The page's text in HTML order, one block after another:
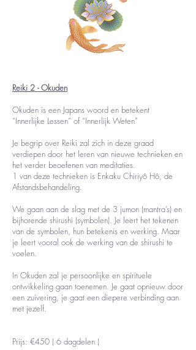
Reiki 2 - Okuden
Okuden is een Japans woord en betekent
“Innerlijke Lessen” of “Innerlijk Weten”
Je begrip over Reiki zal zich in deze graad
verdiepen door het leren van nieuwe technieken en
het verder beoefenen van meditaties.
1 van deze technieken is Enkaku Chiriyô Hô, de
Afstandsbehandeling.
We gaan aan de slag met de 3 jumon (mantra’s) en
bijhorende shirushi (symbolen). Je leert het tekenen
van de symbolen, hun betekenis en werking. Maar
je leert vooral ook de werking van de shirushi te
voelen.
In Okuden zal je persoonlijke en spirituele
ontwikkeling gaan toenemen. Je gaat opnieuw door
een zuivering, je gaat een diepere verbinding aan
met jezelf.
Prijs: €450 ( 6 dagdelen )